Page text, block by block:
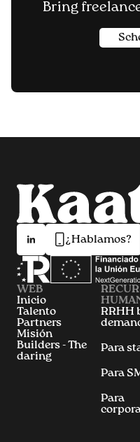
Bring
¿Hablamos?
WEB
Inicio
Talento
Partners
Misión
Builders - The
daring
RRHH
Para
Para
Para